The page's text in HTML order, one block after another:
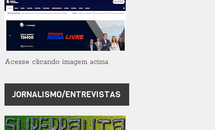
Acesse clicando imagem acima
JORNALISMO/ENTREVISTAS